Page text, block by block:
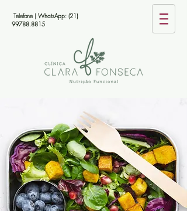
Telefone | WhatsApp: (21)
99788.8815